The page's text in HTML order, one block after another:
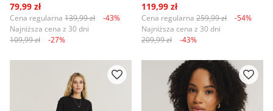
79,99 zł
Cena regularna 139,99 zł
-43%
Najniższa cena z 30 dni
109,99 zł
-27%
119,99 zł
Cena regularna 259,99 zł
-54%
Najniższa cena z 30 dni
209,99 zł
-43%